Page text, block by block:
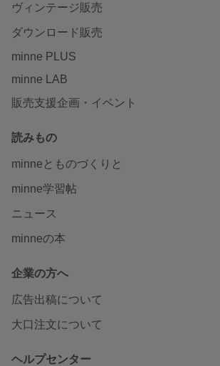
ヴィンテージ販売
ダウンロード販売
minne PLUS
minne LAB
販売支援企画・イベント
読みもの
minneとものづくりと
minne学習帖
ニュース
minneの本
企業の方へ
広告出稿について
大口注文について
ヘルプセンター